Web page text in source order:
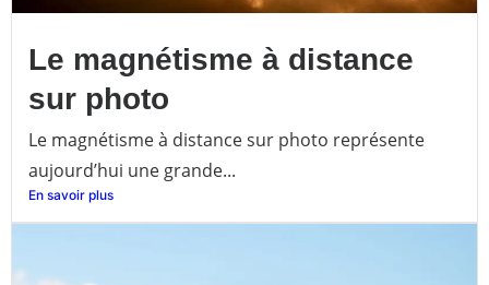
Le magnétisme à distance
sur photo
Le magnétisme à distance sur photo représente
aujourd’hui une grande...
En savoir plus